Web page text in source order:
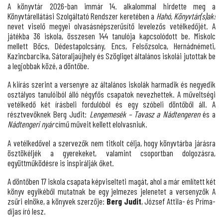
A könyvtár 2026-ban immár 14. alkalommal hirdette meg a
Könyvtárellátási Szolgáltató Rendszer keretében a Hahó, Könyvtár(s)ak!
nevet viselő megyei olvasásnépszerűsítő levelezős vetélkedőjét. A
játékba 36 iskola, összesen 144 tanulója kapcsolódott be. Miskolc
mellett Bőcs, Dédestapolcsány, Encs, Felsőzsolca, Hernádnémeti,
Kazincbarcika, Sátoraljaújhely és Szögliget általános iskolái jutottak be
a legjobbak közé, a döntőbe.
A kiírás szerint a versenyre az általános iskolák harmadik és negyedik
osztályos tanulóiból álló négyfős csapatok nevezhettek. A műveltségi
vetélkedő két írásbeli fordulóból és egy szóbeli döntőből áll. A
résztvevőknek Berg Judit: Lengemesék – Tavasz a Nádtengerenés a
Nádtengeri nyárcímű műveit kellett elolvasniuk.
A vetélkedővel a szervezők nem titkolt célja, hogy könyvtárba járásra
ösztökéljék a gyerekeket, valamint csoportban dolgozásra,
együttműködésre is inspirálják őket.
A döntőben 17 iskola csapata képviselteti magát, ahol a már említett két
könyv egyikéből mutatnak be egy jelmezes jelenetet a versenyzők A
zsűri elnöke, a könyvek szerzője: Berg Judit, József Attila- és Príma-
díjas író lesz.